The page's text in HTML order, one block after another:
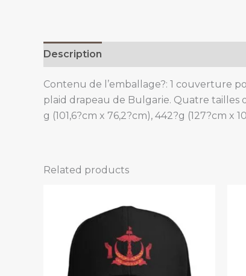
Description
Contenu de l’emballage?: 1 couverture
plaid drapeau de Bulgarie. Quatre tailles
g (101,6?cm x 76,2?cm), 442?g (127?cm x
Related products